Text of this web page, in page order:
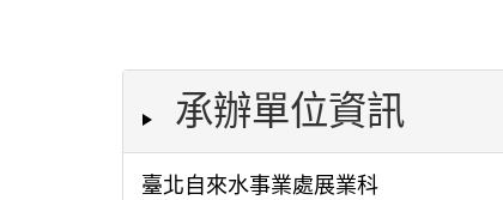
承辦單位資訊
臺北自來水事業處展業科